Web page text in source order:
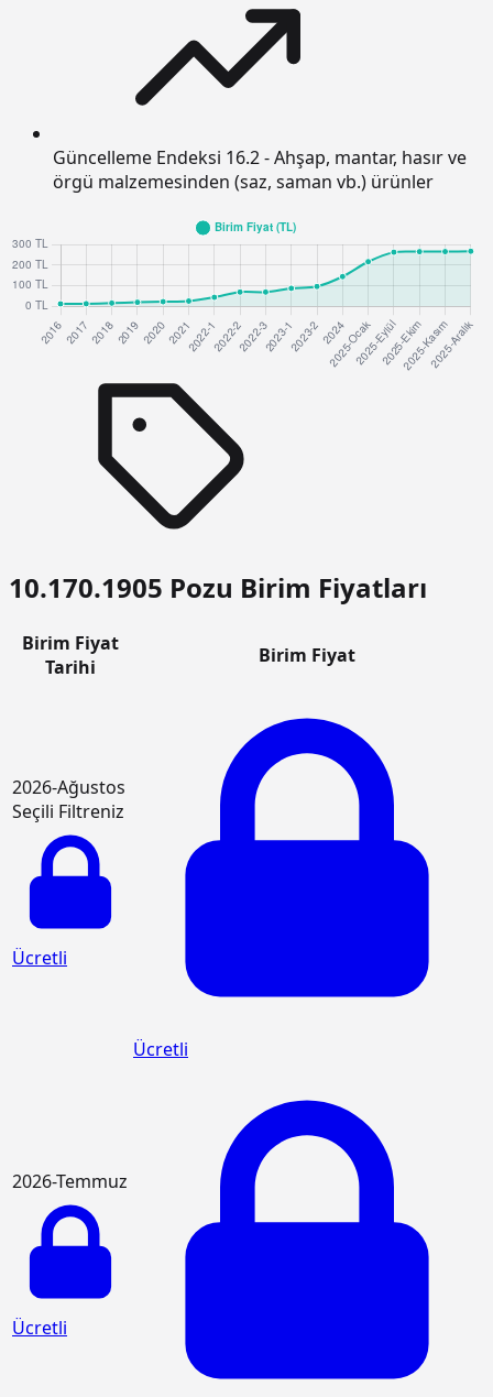
Güncelleme Endeksi 16.2 - Ahşap, mantar, hasır ve
örgü malzemesinden (saz, saman vb.) ürünler
10.170.1905 Pozu Birim Fiyatları
Birim Fiyat
Tarihi
Birim Fiyat
2026-Ağustos
Seçili Filtreniz
Ücretli
Ücretli
2026-Temmuz
Ücretli